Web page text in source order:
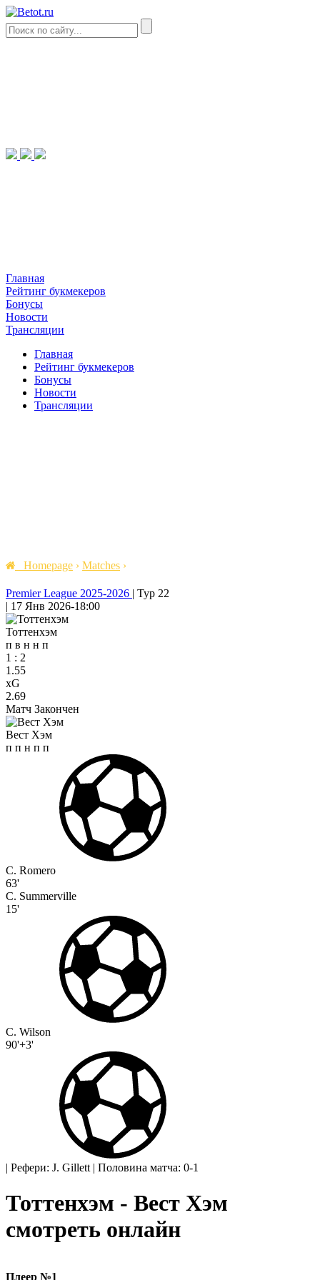
Главная
Рейтинг букмекеров
Бонусы
Новости
Трансляции
Главная
Рейтинг букмекеров
Бонусы
Новости
Трансляции
Homepage › Matches ›
Premier League 2025-2026 | Тур 22
| 17 Янв 2026-18:00
Тоттенхэм
п в н н п
1 : 2
1.55
xG
2.69
Матч Закончен
Вест Хэм
п п н п п
C. Romero
63'
C. Summerville
15'
C. Wilson
90'+3'
| Рефери: J. Gillett | Половина матча: 0-1
Тоттенхэм - Вест Хэм
смотреть онлайн
Плеер №1